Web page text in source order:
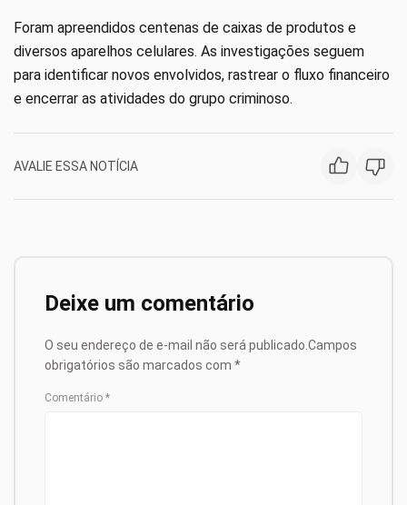
Foram apreendidos centenas de caixas de produtos e
diversos aparelhos celulares. As investigações seguem
para identificar novos envolvidos, rastrear o fluxo financeiro
e encerrar as atividades do grupo criminoso.
AVALIE ESSA NOTÍCIA
Deixe um comentário
O seu endereço de e-mail não será publicado.Campos
obrigatórios são marcados com *
Comentário *